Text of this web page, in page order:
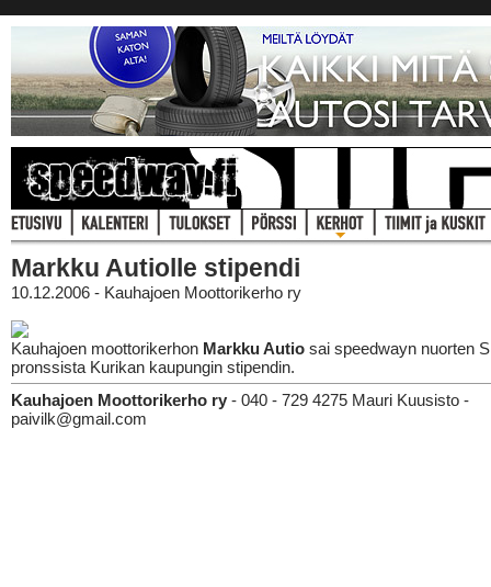
Markku Autiolle stipendi
10.12.2006 - Kauhajoen Moottorikerho ry
Kauhajoen moottorikerhon Markku Autio sai speedwayn nuorten
pronssista Kurikan kaupungin stipendin.
Kauhajoen Moottorikerho ry - 040 - 729 4275 Mauri Kuusisto -
paivilk@gmail.com